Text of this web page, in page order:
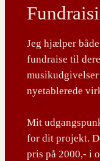
Jeg hjælper
fundraise til
nyetablerede
Mit
for dit projekt.
pris på 2000,- i